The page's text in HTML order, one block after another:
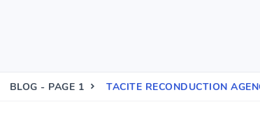
BLOG - PAGE 1 TACITE RECONDUCTION